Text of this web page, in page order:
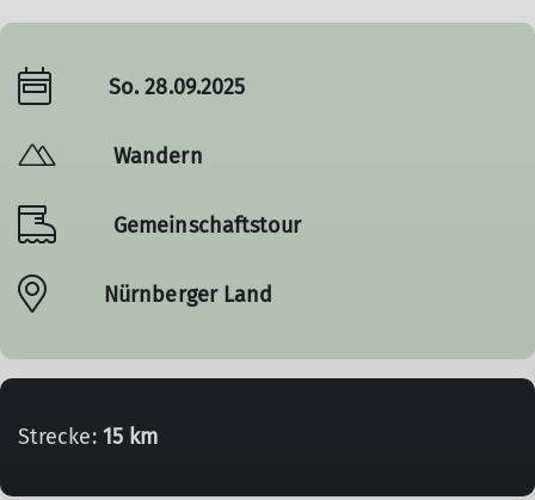
So. 28.09.2025
Wandern
Gemeinschaftstour
Nürnberger Land
Strecke: 15 km